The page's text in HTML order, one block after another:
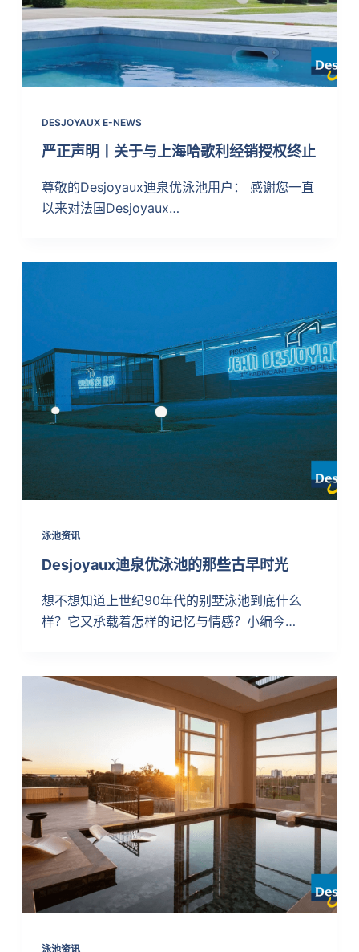
DESJOYAUX E-NEWS
严正声明丨关于与上海哈歌利经销授权终止
尊敬的Desjoyaux迪泉优泳池用户： 感谢您一直
以来对法国Desjoyaux…
泳池资讯
Desjoyaux迪泉优泳池的那些古早时光
想不想知道上世纪90年代的别墅泳池到底什么
样？它又承载着怎样的记忆与情感？小编今…
泳池资讯